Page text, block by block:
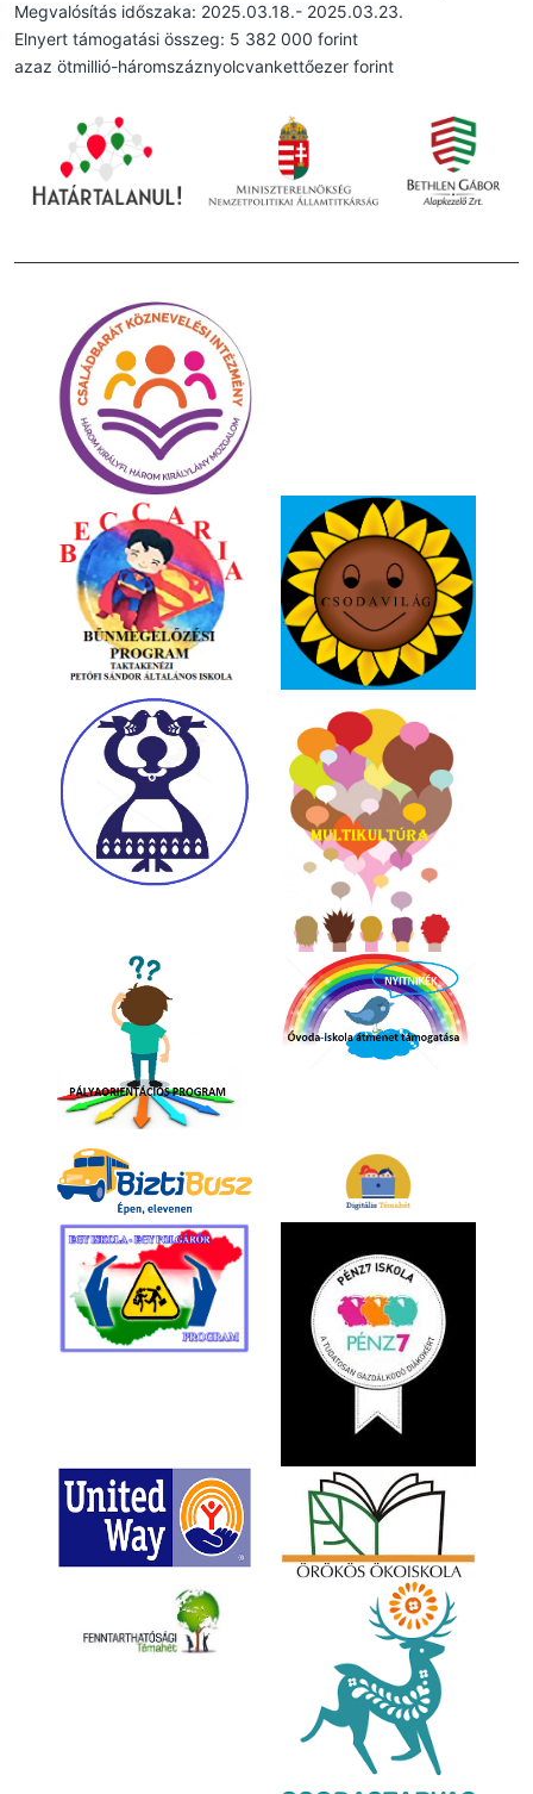
Megvalósítás időszaka: 2025.03.18.- 2025.03.23.
Elnyert támogatási összeg: 5 382 000 forint
azaz ötmillió-háromszáznyolcvankettőezer forint